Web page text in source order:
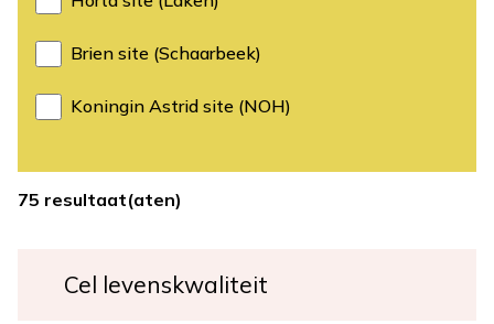
Brien site (Schaarbeek)
Koningin Astrid site (NOH)
75 resultaat(aten)
Cel levenskwaliteit